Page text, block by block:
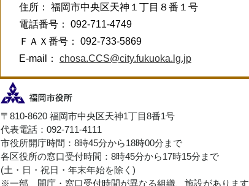
住所： 福岡市中央区天神１丁目８番１号
電話番号： 092-711-4749
ＦＡＸ番号： 092-733-5869
E-mail： chosa.CCS@city.fukuoka.lg.jp
〒810-8620 福岡市中央区天神1丁目8番1号
代表電話：092-711-4111
市役所開庁時間：8時45分から18時00分まで
各区役所の窓口受付時間：8時45分から17時15分まで
(土・日・祝日・年末年始を除く)
※一部、開庁・窓口受付時間が異なる組織、施設があります